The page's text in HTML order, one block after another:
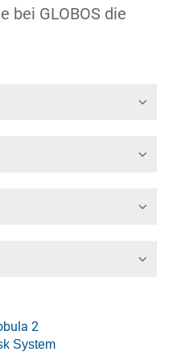
bei GLOBOS die
System